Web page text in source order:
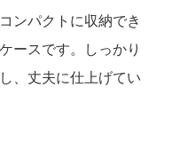
ンパクトに収納でき
ースです。しっかり
、丈夫に仕上げてい